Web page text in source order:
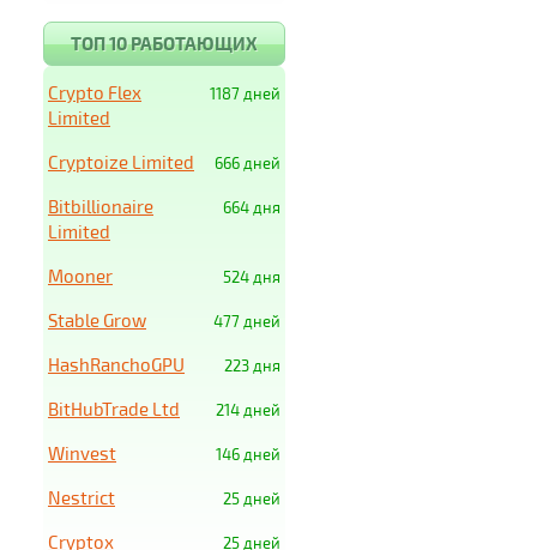
ТОП 10 РАБОТАЮЩИХ
1187 дней
Crypto Flex
Limited
666 дней
Cryptoize Limited
664 дня
Bitbillionaire
Limited
524 дня
Mooner
477 дней
Stable Grow
223 дня
HashRanchoGPU
214 дней
BitHubTrade Ltd
146 дней
Winvest
25 дней
Nestrict
25 дней
Cryptox